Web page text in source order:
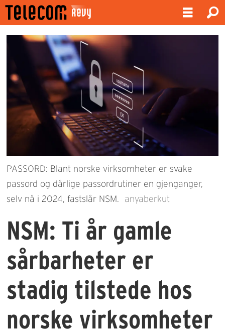
PASSORD: Blant norske virksomheter er svake
passord og dårlige passordrutiner en gjenganger,
selv nå i 2024, fastslår NSM.
anyaberkut
NSM: Ti år gamle
sårbarheter er
stadig tilstede hos
norske virksomheter